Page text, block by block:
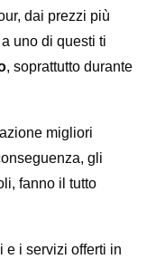
dai prezzi più
uno di questi ti
, soprattutto durante
migliori
gli
fanno il tutto
e i servizi offerti in